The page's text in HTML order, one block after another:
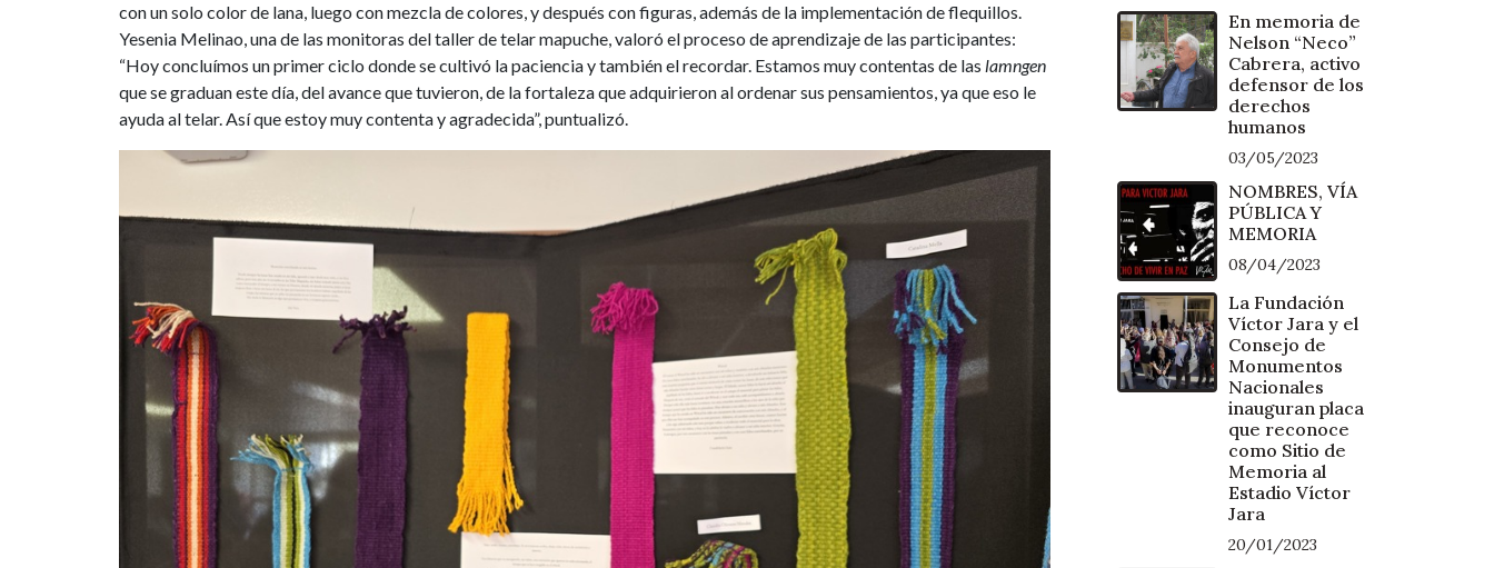
con un solo color de lana, luego con mezcla de colores, y después con figuras, además de la implementación de flequillos.
Yesenia Melinao, una de las monitoras del taller de telar mapuche, valoró el proceso de aprendizaje de las participantes:
“Hoy concluímos un primer ciclo donde se cultivó la paciencia y también el recordar. Estamos muy contentas de las lamngen
que se graduan este día, del avance que tuvieron, de la fortaleza que adquirieron al ordenar sus pensamientos, ya que eso le
ayuda al telar. Así que estoy muy contenta y agradecida”, puntualizó.
En memoria de
Nelson “Neco”
Cabrera, activo
defensor de los
derechos
humanos
03/05/2023
NOMBRES, VÍA
PÚBLICA Y
MEMORIA
08/04/2023
La Fundación
Víctor Jara y el
Consejo de
Monumentos
Nacionales
inauguran placa
que reconoce
como Sitio de
Memoria al
Estadio Víctor
Jara
20/01/2023